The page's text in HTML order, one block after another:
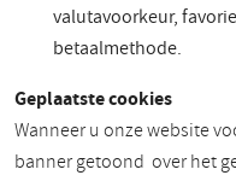
valutavoorkeur,
betaalmethode.
Geplaatste cookies
Wanneer u onze website
banner getoond over het